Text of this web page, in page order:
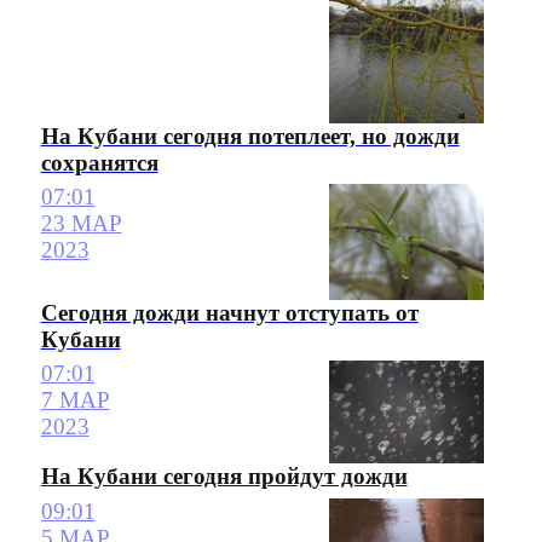
На Кубани сегодня потеплеет, но дожди
сохранятся
07:01
23 МАР
2023
Сегодня дожди начнут отступать от
Кубани
07:01
7 МАР
2023
На Кубани сегодня пройдут дожди
09:01